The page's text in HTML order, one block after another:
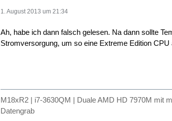
1. August 2013 um 21:34
Ah, habe ich dann falsch gelesen. Na dann sollte
Stromversorgung, um so eine Extreme Edition CPU
M18xR2 | i7-3630QM | Duale AMD HD 7970M mit
Datengrab